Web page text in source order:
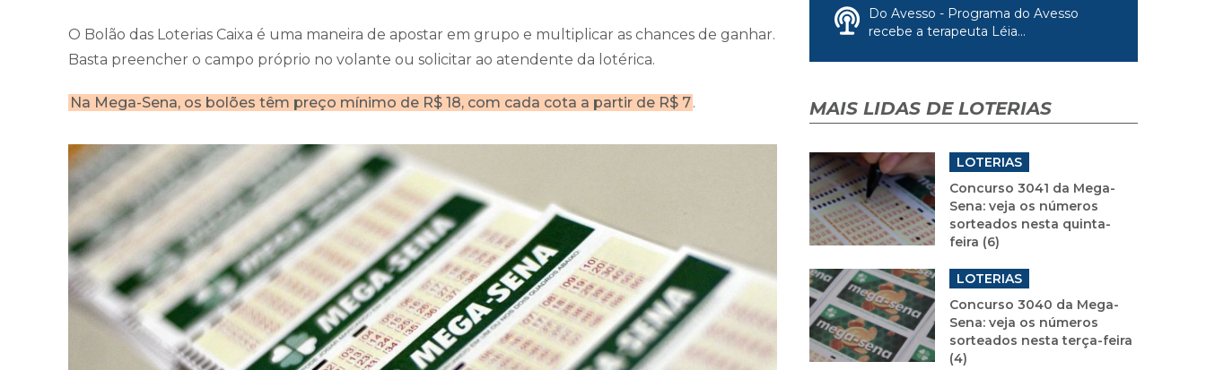
O Bolão das Loterias Caixa é uma maneira de apostar em grupo e multiplicar as chances de ganhar.
Basta preencher o campo próprio no volante ou solicitar ao atendente da lotérica.
Na Mega-Sena, os bolões têm preço mínimo de R$ 18, com cada cota a partir de R$ 7.
Do Avesso - Programa do Avesso
recebe a terapeuta Léia...
MAIS LIDAS DE LOTERIAS
LOTERIAS
Concurso 3041 da Mega-
Sena: veja os números
sorteados nesta quinta-
feira (6)
LOTERIAS
Concurso 3040 da Mega-
Sena: veja os números
sorteados nesta terça-feira
(4)